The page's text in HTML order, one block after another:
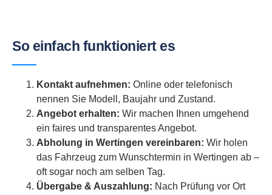
So einfach funktioniert es
Kontakt aufnehmen: Online oder telefonisch
nennen Sie Modell, Baujahr und Zustand.
Angebot erhalten: Wir machen Ihnen umgehend
ein faires und transparentes Angebot.
Abholung in Wertingen vereinbaren: Wir holen
das Fahrzeug zum Wunschtermin in Wertingen ab –
oft sogar noch am selben Tag.
Übergabe & Auszahlung: Nach Prüfung vor Ort